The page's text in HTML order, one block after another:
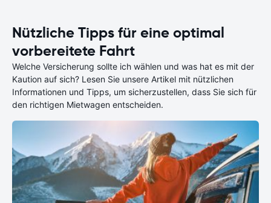
Nützliche Tipps für eine optimal
vorbereitete Fahrt
Welche Versicherung sollte ich wählen und was hat es mit der
Kaution auf sich? Lesen Sie unsere Artikel mit nützlichen
Informationen und Tipps, um sicherzustellen, dass Sie sich für
den richtigen Mietwagen entscheiden.